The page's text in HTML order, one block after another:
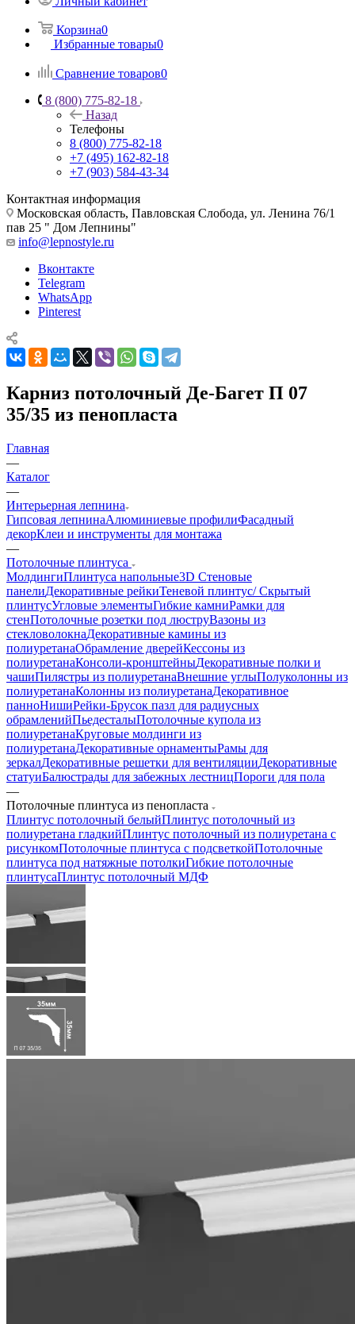
Корзина0
Избранные товары0
Сравнение товаров0
8 (800) 775-82-18
Назад
Телефоны
8 (800) 775-82-18
+7 (495) 162-82-18
+7 (903) 584-43-34
Контактная информация
Московская область, Павловская Слобода, ул. Ленина 76/1
пав 25 " Дом Лепнины"
info@lepnostyle.ru
Вконтакте
Telegram
WhatsApp
Pinterest
Карниз потолочный Де-Багет П 07
35/35 из пенопласта
Главная
—
Каталог
—
Интерьерная лепнина
Гипсовая лепнинаАлюминиевые профилиФасадный
декорКлеи и инструменты для монтажа
—
Потолочные плинтуса
МолдингиПлинтуса напольные3D Стеновые
панелиДекоративные рейкиТеневой плинтус/ Скрытый
плинтусУгловые элементыГибкие камниРамки для
стенПотолочные розетки под люструВазоны из
стекловолокнаДекоративные камины из
полиуретанаОбрамление дверейКессоны из
полиуретанаКонсоли-кронштейныДекоративные полки и
чашиПилястры из полиуретанаВнешние углыПолуколонны из
полиуретанаКолонны из полиуретанаДекоративное
панноНишиРейки-Брусок пазл для радиусных
обрамленийПьедесталыПотолочные купола из
полиуретанаКруговые молдинги из
полиуретанаДекоративные орнаментыРамы для
зеркалДекоративные решетки для вентиляцииДекоративные
статуиБалюстрады для забежных лестницПороги для пола
—
Потолочные плинтуса из пенопласта
Плинтус потолочный белыйПлинтус потолочный из
полиуретана гладкийПлинтус потолочный из полиуретана с
рисункомПотолочные плинтуса с подсветкойПотолочные
плинтуса под натяжные потолкиГибкие потолочные
плинтусаПлинтус потолочный МДФ